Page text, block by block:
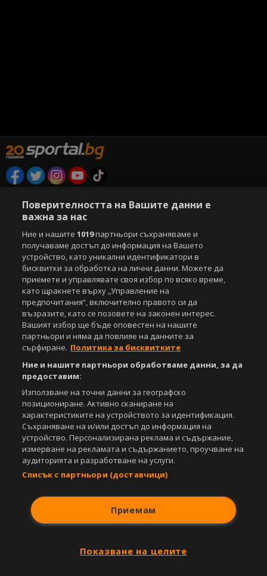
Този уебсайт е собственост наSportal Media Group
Етични правила на НСС
Лични данни
Управление на предпочитания
Съдържанието на този уеб сайт и технологиите, използвани в него, са
под закрила на Закона за авторското право и сродните му права.
Всички статии, репортажи, интервюта и други текстови, графични и
видео материали, публикувани в сайта, са собственост на Агенция
Спортал, освен ако изрично е посочено друго. Допуска се
публикуване на текстови материали само след писмено съгласие на
Агенция Спортал, посочване на източника и добавяне на линк към
www.sportal.bg. Използването на графични и видео материали,
публикувани в сайта, е строго забранено. Нарушителите ще бъдат
санкционирани с цялата строгост на закона.
СвалиБЕЗПЛАТНОТО приложение за:
Powered by:
Поверителността на Вашите данни е
важна за нас
Ние и нашите1019партньори съхраняваме и
получаваме достъп до информация на Вашето
устройство, като уникални идентификатори в
бисквитки за обработка на лични данни. Можете да
приемете и управлявате своя избор по всяко време,
като щракнете върху „Управление на
предпочитания“, включително правото си да
възразите, като се позовете на законен интерес.
Вашият избор ще бъде оповестен на нашите
партньори и няма да повлияе на данните за
сърфиране. Политика за бисквитките
Ние и нашите партньори обработваме данни, за да
предоставим:
Използване на точни данни за географско
позициониране. Активно сканиране на
характеристиките на устройството за идентификация.
Съхраняване на и/или достъп до информация на
устройство. Персонализирана реклама и съдържание,
измерване на рекламата и съдържанието, проучване на
аудиторията и разработване на услуги.
Списък с партньори (доставчици)
Приемам
Показване на целите